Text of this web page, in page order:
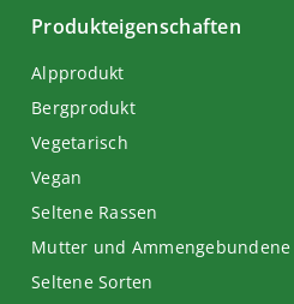
Produkteigenschaften
Alpprodukt
Bergprodukt
Vegetarisch
Vegan
Seltene Rassen
Mutter und
Seltene Sorten